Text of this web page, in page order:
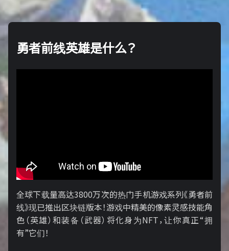
勇者前线英雄是什么？
全球下载量高达3800万次的热门手机游戏系列《勇者前
线》现已推出区块链版本！游戏中精美的像素灵感技能角
色（英雄）和装备（武器）将化身为NFT，让你真正“拥
有”它们！